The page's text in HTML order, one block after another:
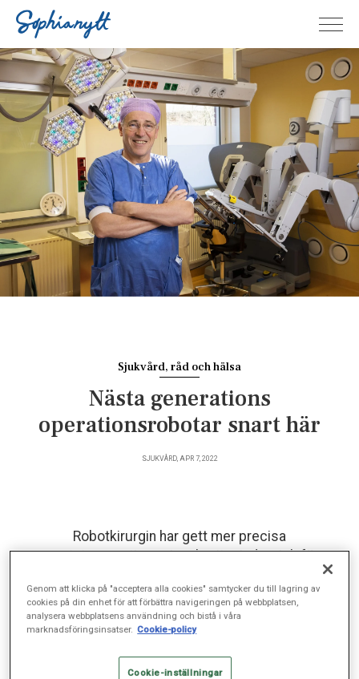
Sjukvård, råd och hälsa
Nästa generations
operationsrobotar snart här
SJUKVÅRD, APR 7, 2022
Robotkirurgin har gett mer precisa
prostataoperationer, inneburit mindre risk för
infektion och snabbare återhämtning för patienten.
Nu är de snart dags för nästa generations
högteknologiska operationsrobotar.
– Den stora fördelen med att utföra prostataoperationer med
Genom att klicka på "acceptera alla cookies" samtycker du till lagring av
cookies på din enhet för att förbättra navigeringen på webbplatsen,
analysera webbplatsens användning och bistå i våra
marknadsföringsinsatser. Cookie-policy
Cookie-inställningar